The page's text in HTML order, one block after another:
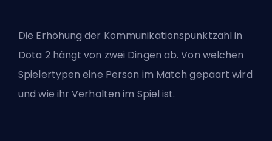
Die Erhöhung der Kommunikationspunktzahl in
Dota 2 hängt von zwei Dingen ab. Von welchen
Spielertypen eine Person im Match gepaart wird
und wie ihr Verhalten im Spiel ist.